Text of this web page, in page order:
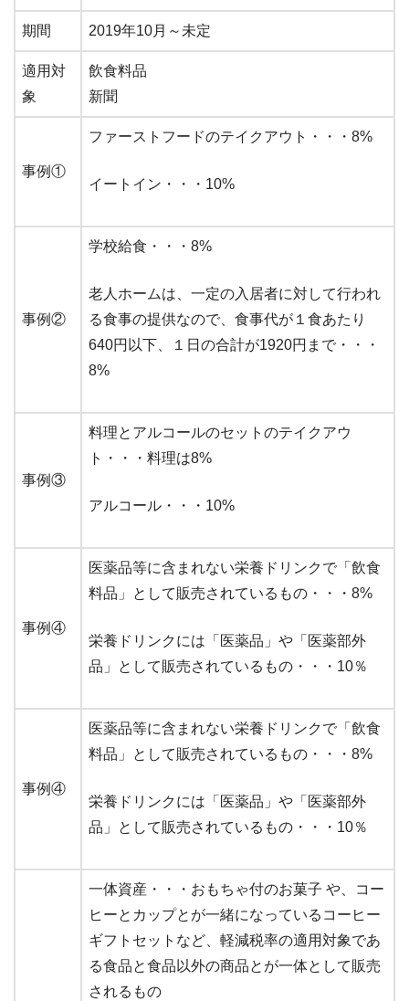
期間 2019年10月～未定
適用対
象
飲食料品
新聞
事例①
ファーストフードのテイクアウト・・・8%
イートイン・・・10%
事例②
学校給食・・・8%
老人ホームは、一定の入居者に対して行われ
る食事の提供なので、食事代が１食あたり
640円以下、１日の合計が1920円まで・・・
8%
事例③
料理とアルコールのセットのテイクアウ
ト・・・料理は8%
アルコール・・・10%
事例④
医薬品等に含まれない栄養ドリンクで「飲食
料品」として販売されているもの・・・8%
栄養ドリンクには「医薬品」や「医薬部外
品」として販売されているもの・・・10％
事例④
医薬品等に含まれない栄養ドリンクで「飲食
料品」として販売されているもの・・・8%
栄養ドリンクには「医薬品」や「医薬部外
品」として販売されているもの・・・10％
一体資産・・・おもちゃ付のお菓子 や、コー
ヒーとカップとが一緒になっているコーヒー
ギフトセットなど、軽減税率の適用対象であ
る食品と食品以外の商品とが一体として販売
されるもの